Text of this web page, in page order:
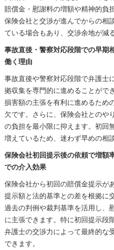
賠償金・慰謝料の増額や精神的負
保険会社と交渉が進んでからの相
ている場合もあり、交渉余地が減
事故直後・警察対応段階での早期
働く理由
事故直後や警察対応段階で弁護士
拠収集を専門的に進めることがで
損害額の主張を有利に進めるため
欠です。さらに、保険会社とのや
の負担を最小限に抑えます。初回
増えているため、迷わず早めの相
保険会社初回提示後の依頼で増額
での介入効果
保険会社から初回の賠償金提示が
提示額と法的基準との差を根拠に
過去の判例や裁判基準を活用し、
に主張できます。特に初回提示段
弁護士の交渉力によって最終的な
できます。